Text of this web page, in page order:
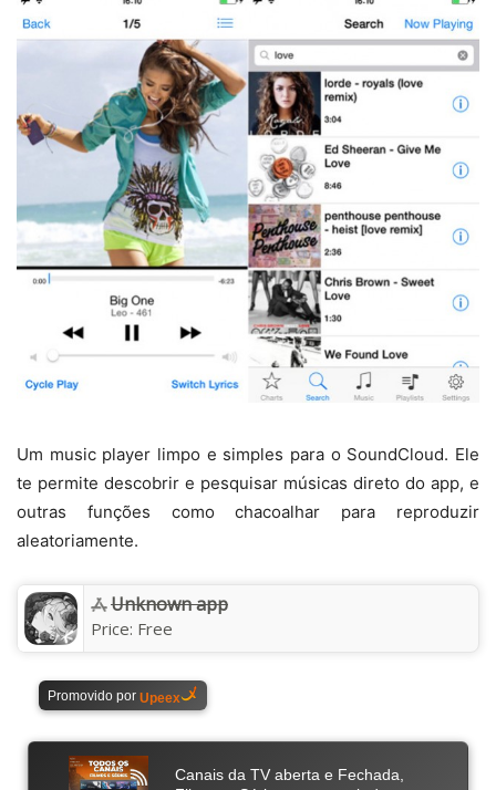
Um music player limpo e simples para o SoundCloud. Ele
te permite descobrir e pesquisar músicas direto do app, e
outras funções como chacoalhar para reproduzir
aleatoriamente.
Unknown app
Price: Free